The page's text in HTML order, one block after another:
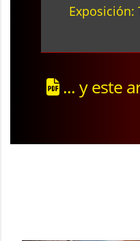
Exposición:
... y este